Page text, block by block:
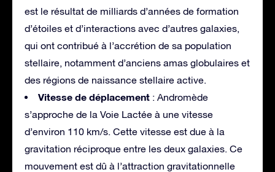
est le résultat de milliards d’années de formation
d’étoiles et d’interactions avec d’autres galaxies,
qui ont contribué à l’accrétion de sa population
stellaire, notamment d’anciens amas globulaires et
des régions de naissance stellaire active.
Vitesse de déplacement : Andromède
s’approche de la Voie Lactée à une vitesse
d’environ 110 km/s. Cette vitesse est due à la
gravitation réciproque entre les deux galaxies. Ce
mouvement est dû à l’attraction gravitationnelle